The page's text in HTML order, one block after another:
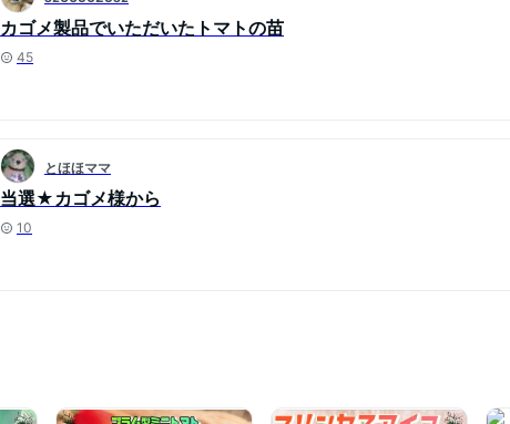
カゴメ製品でいただいたトマトの苗
45
とほほママ
当選★カゴメ様から
10